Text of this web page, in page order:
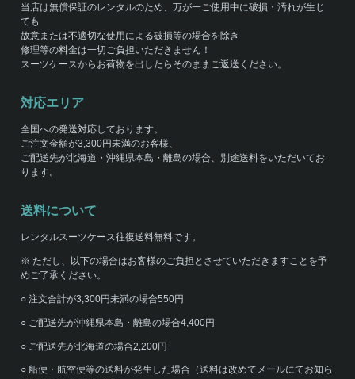
当店は無償保証のレンタルのため、万が一ご使用中に破損・汚れが生じ
ても
故意または不適切な使用による破損等の場合を除き
修理等の料金は一切ご負担いただきません！
スーツケースからお荷物を出したらそのままご返送ください。
対応エリア
全国への発送対応しております。
ご注文金額が3,300円未満のお客様、
ご配送先が北海道・沖縄県本島・離島の場合、別途送料をいただいてお
ります。
送料について
レンタルスーツケース往復送料無料です。
※ ただし、以下の場合はお客様のご負担とさせていただきますことを予
めご了承ください。
○ 注文合計が3,300円未満の場合550円
○ ご配送先が沖縄県本島・離島の場合4,400円
○ ご配送先が北海道の場合2,200円
○ 船便・航空便等の送料が発生した場合（送料は改めてメールにてお知ら